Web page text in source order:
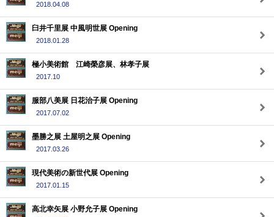
2018.04.08
臼井千里展 中風明世展 Opening
2018.01.28
極小美術館 江崎榮彦展、林孝子展
2017.10
服部八美展 日花治子展 Opening
2017.07.02
墨勝之展 土屋明之展 Opening
2017.03.26
現代美術の新世代展 Opening
2017.01.15
高北幸矢展 小野允子展 Opening